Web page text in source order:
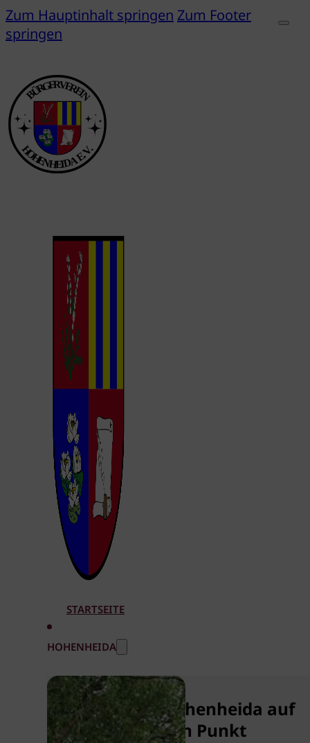
Zum Hauptinhalt springen Zum Footer
springen
STARTSEITE
HOHENHEIDA
Hohenheida auf
den Punkt